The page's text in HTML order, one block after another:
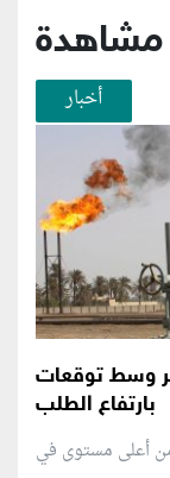
مشاهدة
أخبار
وسط توقعات
بارتفاع الطلب